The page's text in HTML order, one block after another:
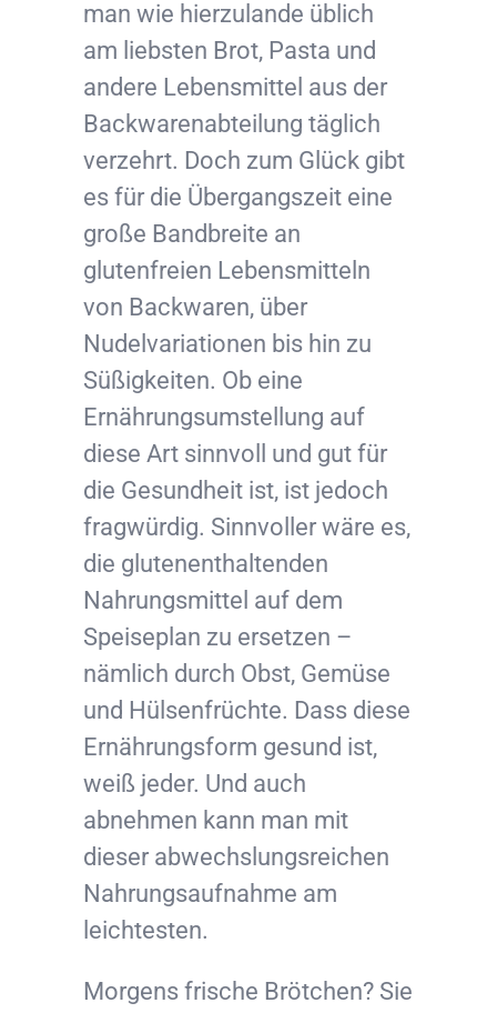
man wie hierzulande üblich
am liebsten Brot, Pasta und
andere Lebensmittel aus der
Backwarenabteilung täglich
verzehrt. Doch zum Glück gibt
es für die Übergangszeit eine
große Bandbreite an
glutenfreien Lebensmitteln
von Backwaren, über
Nudelvariationen bis hin zu
Süßigkeiten. Ob eine
Ernährungsumstellung auf
diese Art sinnvoll und gut für
die Gesundheit ist, ist jedoch
fragwürdig. Sinnvoller wäre es,
die glutenenthaltenden
Nahrungsmittel auf dem
Speiseplan zu ersetzen –
nämlich durch Obst, Gemüse
und Hülsenfrüchte. Dass diese
Ernährungsform gesund ist,
weiß jeder. Und auch
abnehmen kann man mit
dieser abwechslungsreichen
Nahrungsaufnahme am
leichtesten.
Morgens frische Brötchen? Sie